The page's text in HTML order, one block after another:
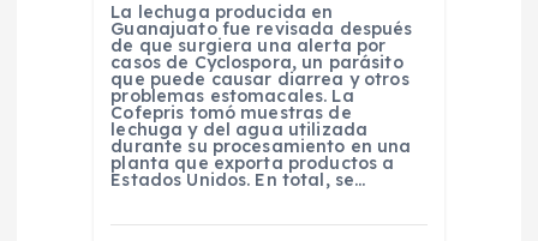
La lechuga producida en
Guanajuato fue revisada después
de que surgiera una alerta por
casos de Cyclospora, un parásito
que puede causar diarrea y otros
problemas estomacales. La
Cofepris tomó muestras de
lechuga y del agua utilizada
durante su procesamiento en una
planta que exporta productos a
Estados Unidos. En total, se…